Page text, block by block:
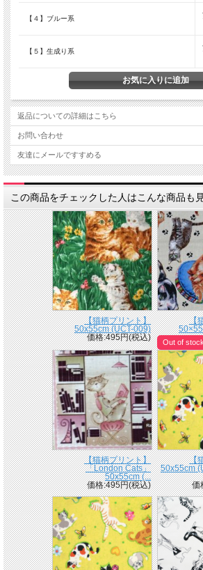
【４】ブルー系
【５】生成り系
返品についての詳細はこちら
お問い合わせ
友達にメールですすめる
この商品をチェックした人はこんな商品も
【猫柄プリント】
50x55cm (UCT-009)
価格:495円(税込)
【
Out of stock
【猫柄プリント】
「London Cats」
50x55cm (...
価格:495円(税込)
【
50x55cm
価